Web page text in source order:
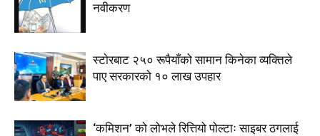
नवीकरण
स्टाेरबाट २५० रूपैयाँको सामान किनेका व्यक्तिले
पाए सरकारको १० लाख उपहार
‘कमिशन’ को लोभले रित्तियो पोल्टाः साइबर ठगलाई